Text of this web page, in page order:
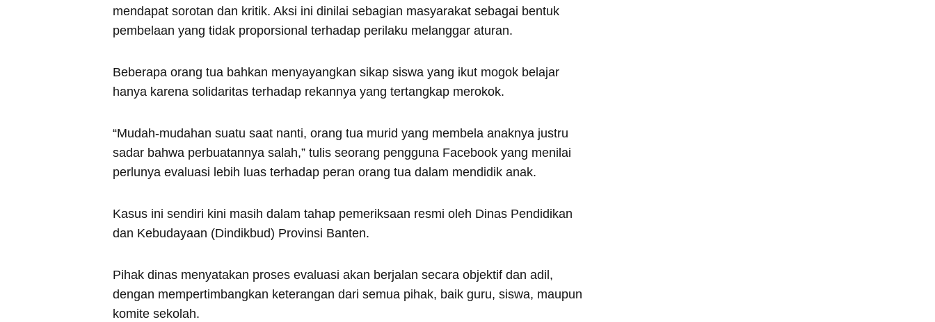
mendapat sorotan dan kritik. Aksi ini dinilai sebagian masyarakat sebagai bentuk
pembelaan yang tidak proporsional terhadap perilaku melanggar aturan.
Beberapa orang tua bahkan menyayangkan sikap siswa yang ikut mogok belajar
hanya karena solidaritas terhadap rekannya yang tertangkap merokok.
“Mudah-mudahan suatu saat nanti, orang tua murid yang membela anaknya justru
sadar bahwa perbuatannya salah,” tulis seorang pengguna Facebook yang menilai
perlunya evaluasi lebih luas terhadap peran orang tua dalam mendidik anak.
Kasus ini sendiri kini masih dalam tahap pemeriksaan resmi oleh Dinas Pendidikan
dan Kebudayaan (Dindikbud) Provinsi Banten.
Pihak dinas menyatakan proses evaluasi akan berjalan secara objektif dan adil,
dengan mempertimbangkan keterangan dari semua pihak, baik guru, siswa, maupun
komite sekolah.